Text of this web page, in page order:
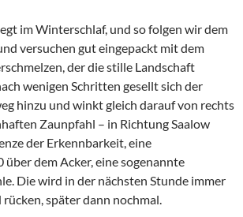
im Winterschlaf, und so folgen wir dem
versuchen gut eingepackt mit dem
der die stille Landschaft
wenigen Schritten gesellt sich der
hinzu und winkt gleich darauf von rechts
Zaunpfahl – in Richtung Saalow
der Erkennbarkeit, eine
über dem Acker, eine sogenannte
Die wird in der nächsten Stunde immer
später dann nochmal.